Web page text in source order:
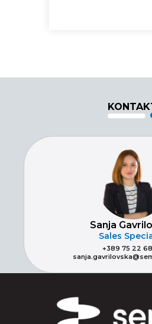
Sanja
Sales
+389 75 22